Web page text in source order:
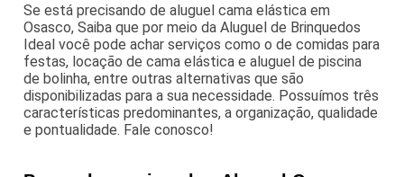
Se está precisando de aluguel cama elástica em
Osasco, Saiba que por meio da Aluguel de Brinquedos
Ideal você pode achar serviços como o de comidas para
festas, locação de cama elástica e aluguel de piscina
de bolinha, entre outras alternativas que são
disponibilizadas para a sua necessidade. Possuímos três
características predominantes, a organização, qualidade
e pontualidade. Fale conosco!